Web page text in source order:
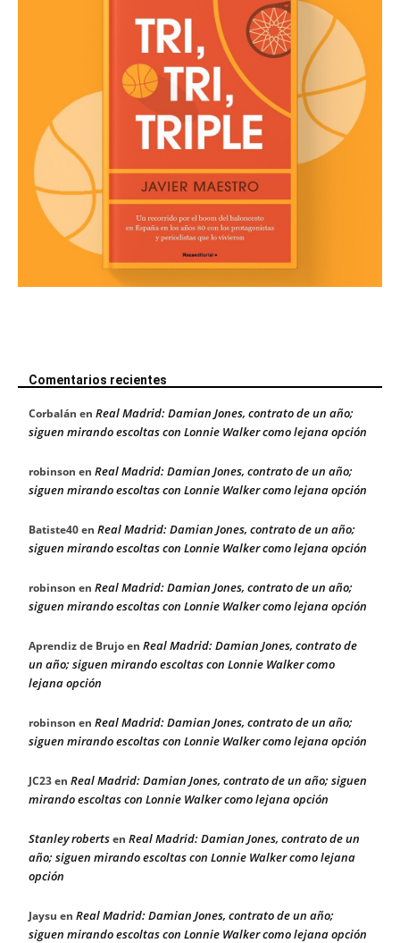
Comentarios recientes
Corbalán en Real Madrid: Damian Jones, contrato de un año;
siguen mirando escoltas con Lonnie Walker como lejana opción
robinson en Real Madrid: Damian Jones, contrato de un año;
siguen mirando escoltas con Lonnie Walker como lejana opción
Batiste40en Real Madrid: Damian Jones, contrato de un año;
siguen mirando escoltas con Lonnie Walker como lejana opción
robinson en Real Madrid: Damian Jones, contrato de un año;
siguen mirando escoltas con Lonnie Walker como lejana opción
Aprendiz de Brujoen Real Madrid: Damian Jones, contrato de
un año; siguen mirando escoltas con Lonnie Walker como
lejana opción
robinson en Real Madrid: Damian Jones, contrato de un año;
siguen mirando escoltas con Lonnie Walker como lejana opción
JC23en Real Madrid: Damian Jones, contrato de un año; siguen
mirando escoltas con Lonnie Walker como lejana opción
Stanley robertsen Real Madrid: Damian Jones, contrato de un
año; siguen mirando escoltas con Lonnie Walker como lejana
opción
Jaysu en Real Madrid: Damian Jones, contrato de un año;
siguen mirando escoltas con Lonnie Walker como lejana opción